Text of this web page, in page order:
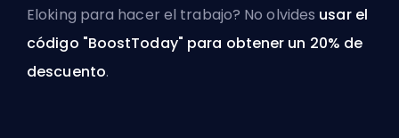
Eloking para hacer el trabajo? No olvides usar el
código "BoostToday" para obtener un 20% de
descuento.